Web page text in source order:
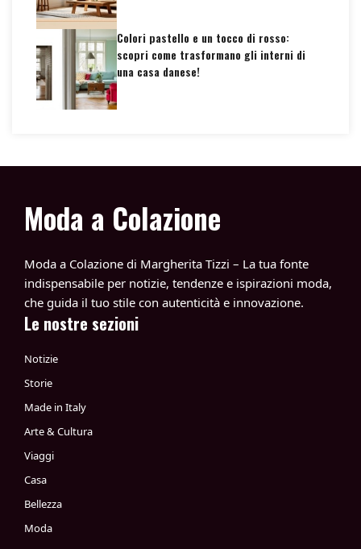
Colori pastello e un tocco di rosso:
scopri come trasformano gli interni di
una casa danese!
Moda a Colazione
Moda a Colazione di Margherita Tizzi – La tua fonte
indispensabile per notizie, tendenze e ispirazioni moda,
che guida il tuo stile con autenticità e innovazione.
Le nostre sezioni
Notizie
Storie
Made in Italy
Arte & Cultura
Viaggi
Casa
Bellezza
Moda